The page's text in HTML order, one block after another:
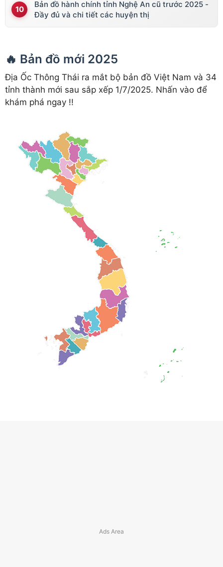
Bản đồ hành chính tỉnh Nghệ An cũ trước 2025 -
Đầy đủ và chi tiết các huyện thị
🔥 Bản đồ mới 2025
Địa Ốc Thông Thái ra mắt bộ bản đồ Việt Nam và 34
tỉnh thành mới sau sắp xếp 1/7/2025. Nhấn vào để
khám phá ngay !!